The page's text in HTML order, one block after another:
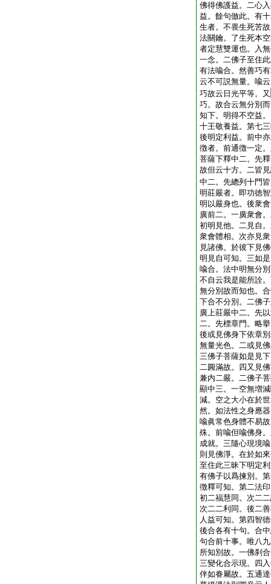
佛得佛護益。二心
益。餘句倣此。有
生者。不畏生死苦
法關鑰。了生死本
者定慧雙運也。入
一念。二佛子至住
有法喩合。然善巧
云不可説無量。喩
巧故云日光平等。又
巧。故合云無分別
知下。明得不空益
十王敬養益。第七
後明定利益。前中
徴者。前通徴一定
菩薩下釋中二。先
故但云十方。二皆
中二。先總列十門
明莊嚴者。即功徳
明以嚴身也。後衆
廣前二。一廣衆會
初明見他。二見自
衆會體相。次亦見
見諸佛。於彼下見
明見自可知。三如
喩合。法中明無分
不自云我是能所詮
無分別故而知也。
下合不分別。二佛
廣上莊嚴中二。先
二。先標章門。略
後或見佛身下依章
無量光色。二或見
三佛子菩薩如是見
二圓滿故。四又見
兼内二嚴。二佛子
顯中三。一空無増
減。空之大小在於
然。如法性之身應
喩眞常色身體不易
殊。前喩但喩佛身
成就。三隨心現境
則見佛淨。在於如
至住此三昧下明定
有佛子以爲揀別。
徴釋可知。第二法
初二福慧同。次二
次二二利同。後二
人益可知。第四智
後合各有十句。合
句合前十事。唯八
所知別故。一佛刹
三變化合示現。四
伴如眷屬故。五通